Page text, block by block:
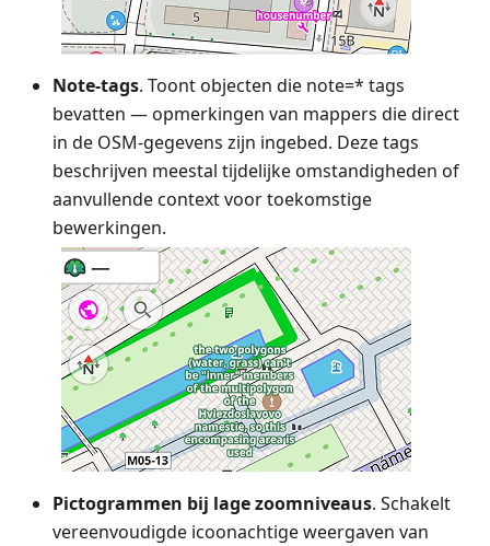
Note-tags. Toont objecten die note=* tags
bevatten — opmerkingen van mappers die direct
in de OSM-gegevens zijn ingebed. Deze tags
beschrijven meestal tijdelijke omstandigheden of
aanvullende context voor toekomstige
bewerkingen.
Pictogrammen bij lage zoomniveaus. Schakelt
vereenvoudigde icoonachtige weergaven van